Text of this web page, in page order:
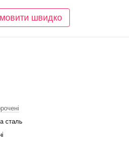
швидко
сталь